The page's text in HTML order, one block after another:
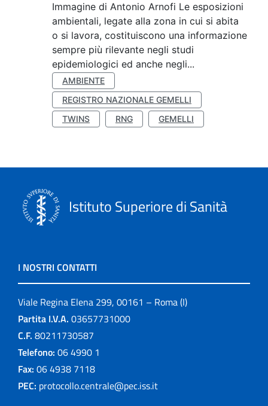
Immagine di Antonio Arnofi Le esposizioni
ambientali, legate alla zona in cui si abita
o si lavora, costituiscono una informazione
sempre più rilevante negli studi
epidemiologici ed anche negli...
AMBIENTE
REGISTRO NAZIONALE GEMELLI
TWINS
RNG GEMELLI
Istituto Superiore di Sanità
I NOSTRI CONTATTI
Viale Regina Elena 299, 00161 – Roma (I)
Partita I.V.A. 03657731000
C.F. 80211730587
Telefono: 06 4990 1
Fax: 06 4938 7118
PEC: protocollo.centrale@pec.iss.it